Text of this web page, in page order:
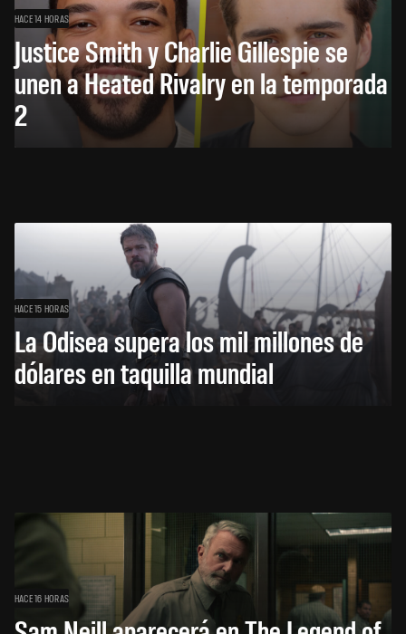
HACE 14 HORAS
Justice Smith y Charlie Gillespie se
unen a Heated Rivalry en la temporada
2
HACE 15 HORAS
La Odisea supera los mil millones de
dólares en taquilla mundial
HACE 16 HORAS